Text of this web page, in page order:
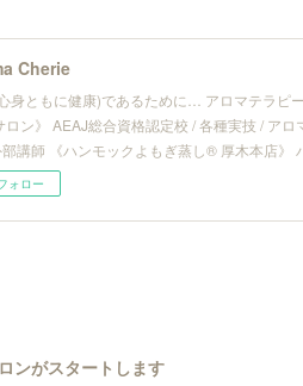
Cherie
身ともに健康)であるために… アロマテラピ
ロン》 AEAJ総合資格認定校 / 各種実技 / ア
部講師 《ハンモックよもぎ蒸し® 厚木本店
ォロー
ンがスタートします